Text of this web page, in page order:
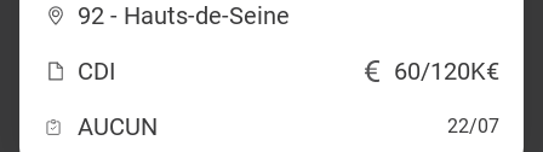
92 - Hauts-de-Seine
CDI
60/120K€
AUCUN
22/07